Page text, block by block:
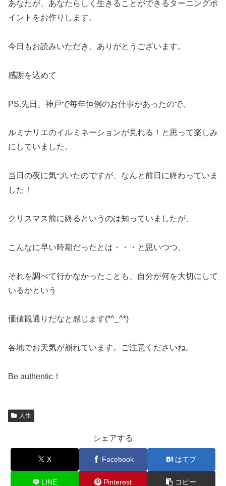
あなたが、あなたらしく生きることができるターニングポ
イントをお作りします。
今日もお読みいただき、ありがとうございます。
感謝を込めて
PS.先日、神戸で毎年恒例のお仕事があったので、
ルミナリエのイルミネーションが見れる！と思って楽しみ
にしていました。
当日の夜に気づいたのですが、なんと前日に終わっていま
した！
クリスマス前に終るというのは知っていましたが、
こんなに早い時期だったとは・・・と思いつつ、
それを調べて行かなかったことも、自分が何を大切にして
いるかという
価値観通りだなと感じます(*^_^*)
各地でお天気が崩れています。ご注意くださいね。
Be authentic！
人生
シェアする
X Facebook はてブ
LINE Pinterest コピー